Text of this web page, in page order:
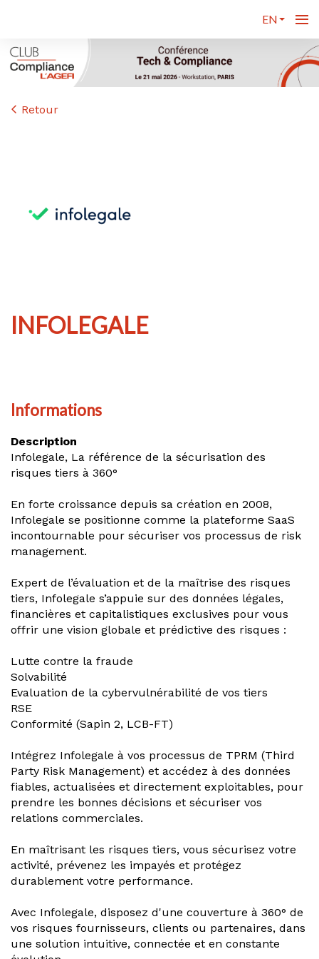
EN
Retour
INFOLEGALE
Informations
Description
Infolegale, La référence de la sécurisation des
risques tiers à 360°
En forte croissance depuis sa création en 2008,
Infolegale se positionne comme la plateforme SaaS
incontournable pour sécuriser vos processus de risk
management.
Expert de l’évaluation et de la maîtrise des risques
tiers, Infolegale s’appuie sur des données légales,
financières et capitalistiques exclusives pour vous
offrir une vision globale et prédictive des risques :
Lutte contre la fraude
Solvabilité
Evaluation de la cybervulnérabilité de vos tiers
RSE
Conformité (Sapin 2, LCB-FT)
Intégrez Infolegale à vos processus de TPRM (Third
Party Risk Management) et accédez à des données
fiables, actualisées et directement exploitables, pour
prendre les bonnes décisions et sécuriser vos
relations commerciales.
En maîtrisant les risques tiers, vous sécurisez votre
activité, prévenez les impayés et protégez
durablement votre performance.
Avec Infolegale, disposez d'une couverture à 360° de
vos risques fournisseurs, clients ou partenaires, dans
une solution intuitive, connectée et en constante